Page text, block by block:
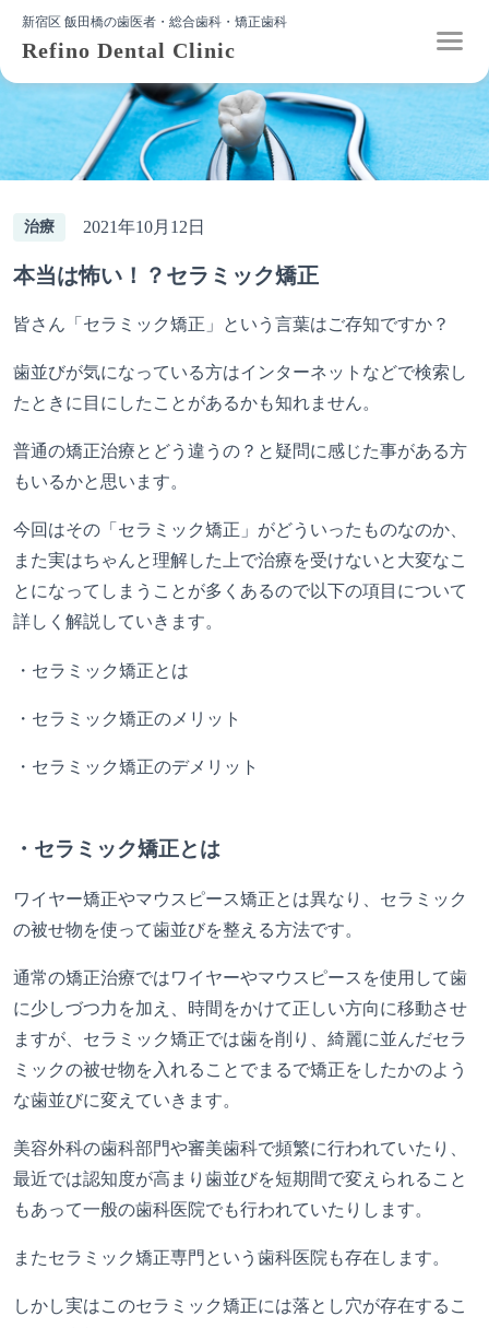
新宿区 飯田橋の歯医者・総合歯科・矯正歯科
Refino Dental Clinic
治療 2021年10月12日
本当は怖い！？セラミック矯正
皆さん「セラミック矯正」という言葉はご存知ですか？
歯並びが気になっている方はインターネットなどで検索し
たときに目にしたことがあるかも知れません。
普通の矯正治療とどう違うの？と疑問に感じた事がある方
もいるかと思います。
今回はその「セラミック矯正」がどういったものなのか、
また実はちゃんと理解した上で治療を受けないと大変なこ
とになってしまうことが多くあるので以下の項目について
詳しく解説していきます。
・セラミック矯正とは
・セラミック矯正のメリット
・セラミック矯正のデメリット
・セラミック矯正とは
ワイヤー矯正やマウスピース矯正とは異なり、セラミック
の被せ物を使って歯並びを整える方法です。
通常の矯正治療ではワイヤーやマウスピースを使用して歯
に少しづつ力を加え、時間をかけて正しい方向に移動させ
ますが、セラミック矯正では歯を削り、綺麗に並んだセラ
ミックの被せ物を入れることでまるで矯正をしたかのよう
な歯並びに変えていきます。
美容外科の歯科部門や審美歯科で頻繁に行われていたり、
最近では認知度が高まり歯並びを短期間で変えられること
もあって一般の歯科医院でも行われていたりします。
またセラミック矯正専門という歯科医院も存在します。
しかし実はこのセラミック矯正には落とし穴が存在するこ